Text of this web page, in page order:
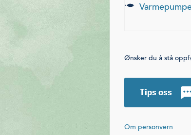
Ønsker du å stå
Tips oss
Om personvern